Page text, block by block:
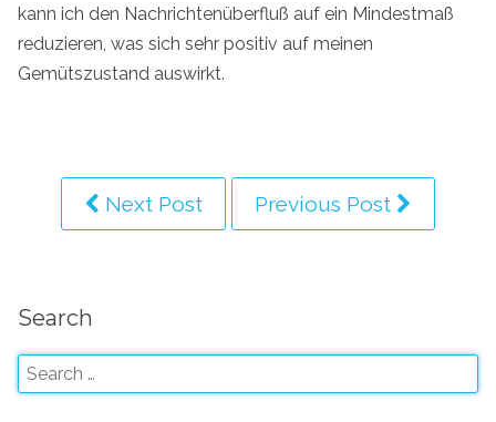
kann ich den Nachrichtenüberfluß auf ein Mindestmaß
reduzieren, was sich sehr positiv auf meinen
Gemütszustand auswirkt.
Next Post Previous Post
Search